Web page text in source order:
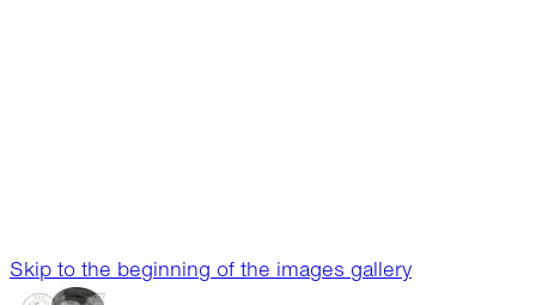
Skip to the beginning of the images gallery